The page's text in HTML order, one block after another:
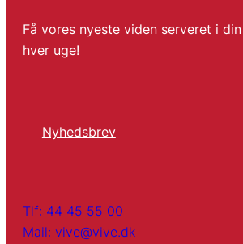
Få vores nyeste viden serveret i
hver uge!
Nyhedsbrev
Tlf: 44 45 55 00
Mail: vive@vive.dk